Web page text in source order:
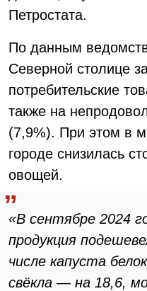
Петростата.
По данным
Северной столице
потребительские
также на
(7,9%). При этом в
городе снизилась
овощей.
«В сентябре 2024
продукция
числе капуста
свёкла — на 18,6,